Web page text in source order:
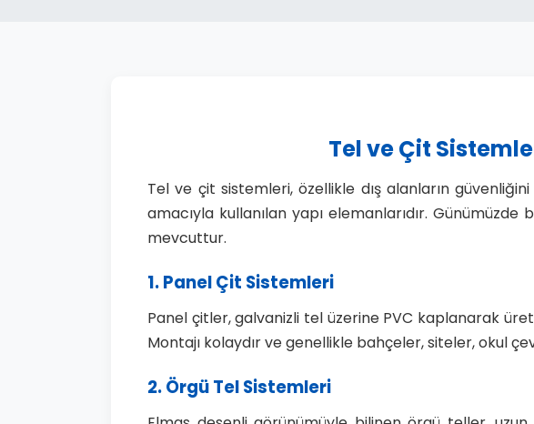
Tel ve Çit
Tel ve çit sistemleri, özellikle dış alanların
amacıyla kullanılan yapı elemanlarıdır.
mevcuttur.
1. Panel Çit Sistemleri
Panel çitler, galvanizli tel üzerine PVC kaplanarak
Montajı kolaydır ve genellikle bahçeler, siteler, okul
2. Örgü Tel Sistemleri